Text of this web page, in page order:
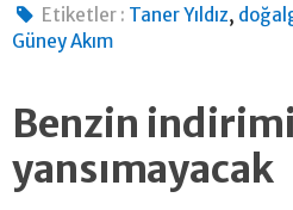
Etiketler : Taner Yıldız,
Güney Akım
Benzin
yansımayacak